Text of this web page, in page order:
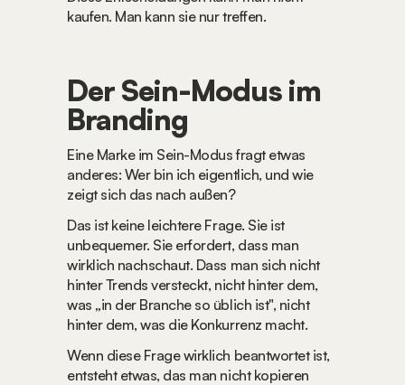
kaufen. Man kann sie nur treffen.
Der Sein-Modus im
Branding
Eine Marke im Sein-Modus fragt etwas
anderes: Wer bin ich eigentlich, und wie
zeigt sich das nach außen?
Das ist keine leichtere Frage. Sie ist
unbequemer. Sie erfordert, dass man
wirklich nachschaut. Dass man sich nicht
hinter Trends versteckt, nicht hinter dem,
was „in der Branche so üblich ist", nicht
hinter dem, was die Konkurrenz macht.
Wenn diese Frage wirklich beantwortet ist,
entsteht etwas, das man nicht kopieren